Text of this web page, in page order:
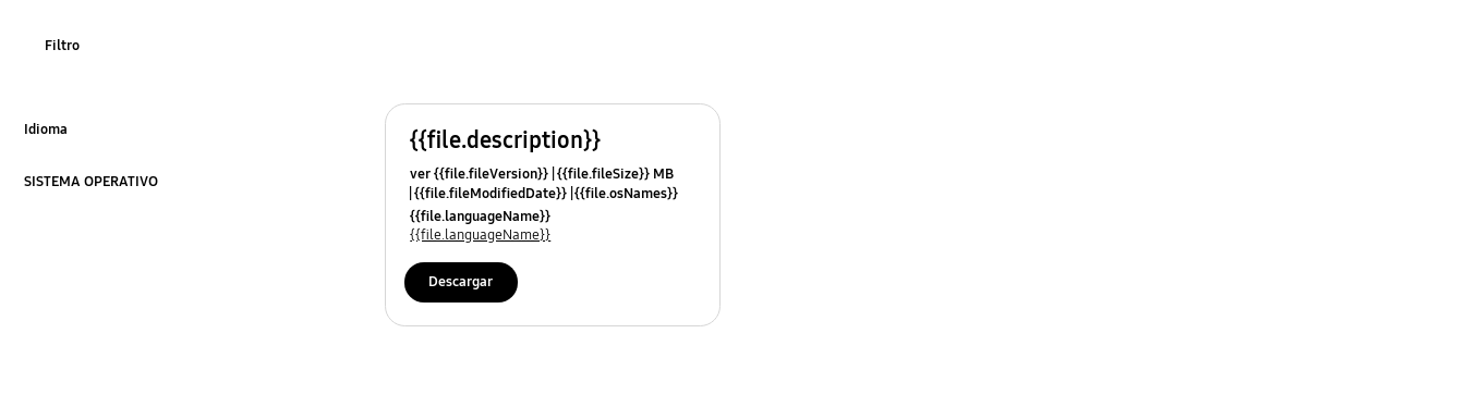
Filtro
Idioma
SISTEMA OPERATIVO
{{file.description}}
ver {{file.fileVersion}} {{file.fileSize}} MB
{{file.fileModifiedDate}} {{file.osNames}}
{{file.languageName}}
{{file.languageName}}
Descargar